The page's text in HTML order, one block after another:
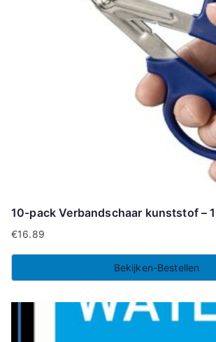
10-pack Verbandschaar kunststof –
€16.89
Bekijken-Bestellen